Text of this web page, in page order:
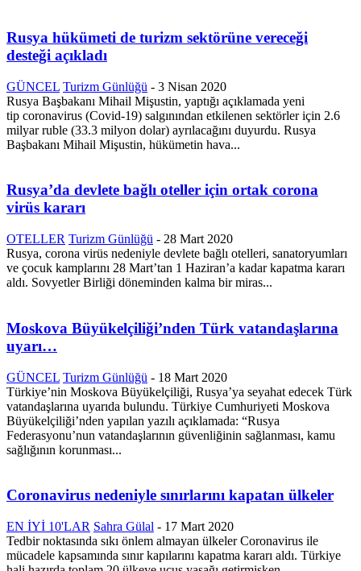
Rusya hükümeti de turizm sektörüne vereceği
desteği açıkladı
GÜNCEL Turizm Günlüğü - 3 Nisan 2020
Rusya Başbakanı Mihail Mişustin, yaptığı açıklamada yeni
tip coronavirus (Covid-19) salgınından etkilenen sektörler için 2.6
milyar ruble (33.3 milyon dolar) ayrılacağını duyurdu. Rusya
Başbakanı Mihail Mişustin, hükümetin hava...
Rusya’da devlete bağlı oteller için ortak corona
virüs kararı
OTELLER Turizm Günlüğü - 28 Mart 2020
Rusya, corona virüs nedeniyle devlete bağlı otelleri, sanatoryumları
ve çocuk kamplarını 28 Mart’tan 1 Haziran’a kadar kapatma kararı
aldı. Sovyetler Birliği döneminden kalma bir miras...
Moskova Büyükelçiliği’nden Türk vatandaşlarına
uyarı…
GÜNCEL Turizm Günlüğü - 18 Mart 2020
Türkiye’nin Moskova Büyükelçiliği, Rusya’ya seyahat edecek Türk
vatandaşlarına uyarıda bulundu. Türkiye Cumhuriyeti Moskova
Büyükelçiliği’nden yapılan yazılı açıklamada: “Rusya
Federasyonu’nun vatandaşlarının güvenliğinin sağlanması, kamu
sağlığının korunması...
Coronavirus nedeniyle sınırlarını kapatan ülkeler
EN İYİ 10'LAR Sahra Gülal - 17 Mart 2020
Tedbir noktasında sıkı önlem almayan ülkeler Coronavirus ile
mücadele kapsamında sınır kapılarını kapatma kararı aldı. Türkiye